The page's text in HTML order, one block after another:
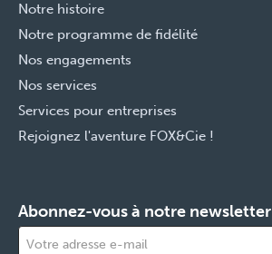
Notre histoire
Notre programme de fidélité
Nos engagements
Nos services
Services pour entreprises
Rejoignez l'aventure FOX&Cie !
Abonnez-vous à notre newsletter